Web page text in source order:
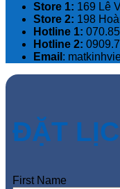
Store 1: 169 Lê
Store 2: 198
Hotline 1:
Hotline 2:
Email :
ĐẶT
First Name